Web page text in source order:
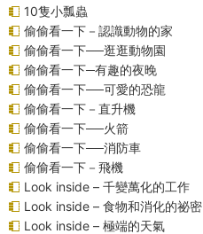
10隻小瓢蟲
偷偷看一下－認識動物的家
偷偷看一下──逛逛動物園
偷偷看一下─有趣的夜晚
偷偷看一下──可愛的恐龍
偷偷看一下－直升機
偷偷看一下──火箭
偷偷看一下──消防車
偷偷看一下－飛機
Look inside – 千變萬化的工作
Look inside – 食物和消化的祕密
Look inside – 極端的天氣